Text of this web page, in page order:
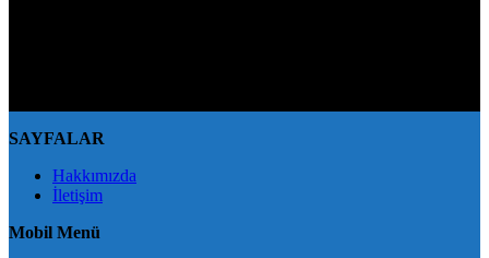
SAYFALAR
Hakkımızda
İletişim
Mobil Menü